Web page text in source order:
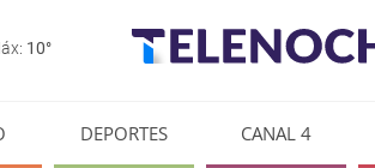
10°
DEPORTES CANAL 4